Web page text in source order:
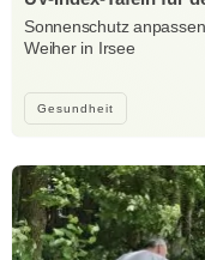
Gesundheit
Sonnenschutz
Weiher in Irsee